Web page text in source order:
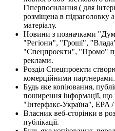
Гіперпосилання ( для
розміщена в підзаголовку
матеріалу.
Новини з позначками
"Регіони", "Гроші",
"Спецпроекти", "Промо"
реклами.
Розділ Спецпроекти
комерційними партнерами.
Будь яке копіювання,
поширення інформації, що
"Інтерфакс-Україна", EPA
Власник веб-сторінки в
публікації.